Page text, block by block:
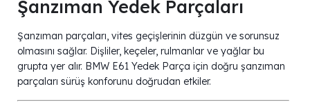
Şanzıman Yedek Parçaları
Şanzıman parçaları, vites geçişlerinin düzgün ve sorunsuz
olmasını sağlar. Dişliler, keçeler, rulmanlar ve yağlar bu
grupta yer alır. BMW E61 Yedek Parça için doğru şanzıman
parçaları sürüş konforunu doğrudan etkiler.